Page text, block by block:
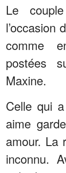
Le
l’occasion
comme
postées
Maxine.
Celle qui
aime
amour. La
inconnu.